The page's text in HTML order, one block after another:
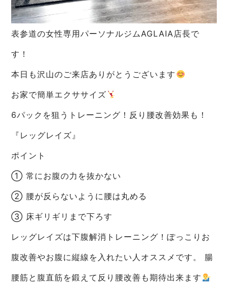
表参道の女性専用パーソナルジムAGLAIA店長で
す！
本日も沢山のご来店ありがとうございます
お家で簡単エクササイズ
6パックを狙うトレーニング！反り腰改善効果も！
『レッグレイズ』
ポイント
① 常にお腹の力を抜かない
② 腰が反らないように腰は丸める
③ 床ギリギリまで下ろす
レッグレイズは下腹解消トレーニング！ぽっこりお
腹改善やお腹に縦線を入れたい人オススメです。 腸
腰筋と腹直筋を鍛えて反り腰改善も期待出来ます